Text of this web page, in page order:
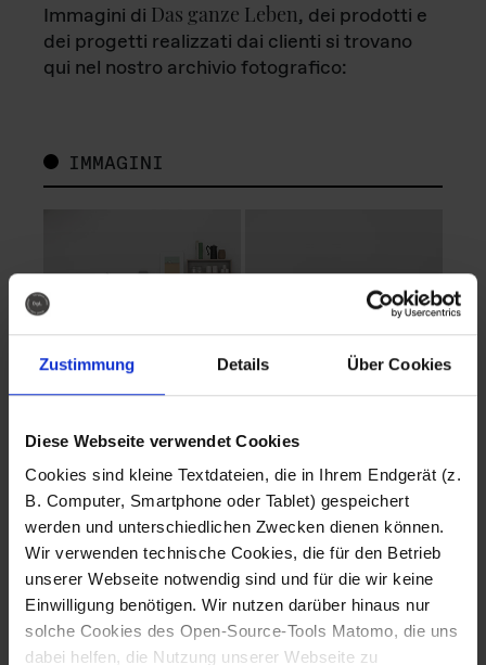
Zustimmung Details Über Cookies
Diese Webseite verwendet Cookies
Cookies sind kleine Textdateien, die in Ihrem Endgerät (z.
B. Computer, Smartphone oder Tablet) gespeichert
werden und unterschiedlichen Zwecken dienen können.
Wir verwenden technische Cookies, die für den Betrieb
unserer Webseite notwendig sind und für die wir keine
Einwilligung benötigen. Wir nutzen darüber hinaus nur
solche Cookies des Open-Source-Tools Matomo, die uns
dabei helfen, die Nutzung unserer Webseite zu
Immagini di Das ganze Leben, dei prodotti e
dei progetti realizzati dai clienti si trovano
qui nel nostro archivio fotografico:
IMMAGINI
Fotografo: Lorenz
Sternbach
Download
Fotografo: Lorenz
Sternbach
Download